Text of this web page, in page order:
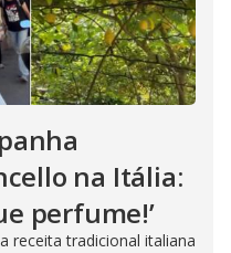
na Itália:
perfume!’
receita tradicional italiana